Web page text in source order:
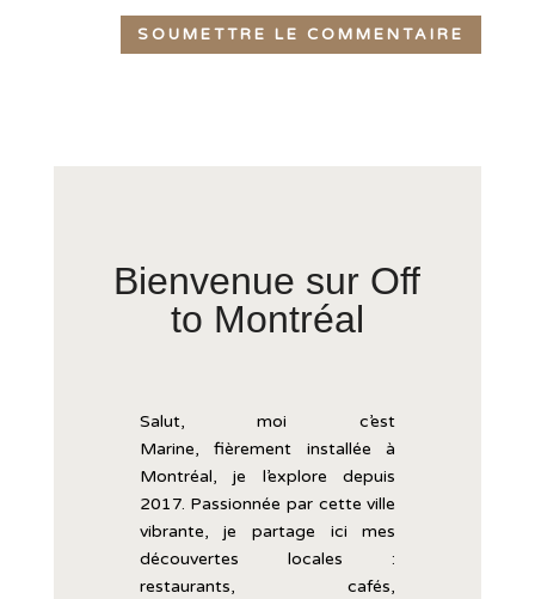
SOUMETTRE LE COMMENTAIRE
Bienvenue sur Off
to Montréal
Salut, moi c’est
Marine,
fièrement installéeà
Montréal, je l’exploredepuis
2017. Passionnéepar cetteville
vibrante,jepartage icimes
découvertes locales :
restaurants,cafés,